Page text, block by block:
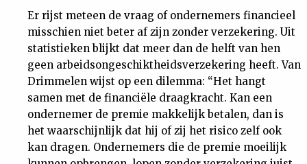
Er rijst meteen de vraag of ondernemers financieel
misschien niet beter af zijn zonder verzekering. Uit
statistieken blijkt dat meer dan de helft van hen
geen arbeidsongeschiktheidsverzekering heeft. Van
Drimmelen wijst op een dilemma: “Het hangt
samen met de financiële draagkracht. Kan een
ondernemer de premie makkelijk betalen, dan is
het waarschijnlijk dat hij of zij het risico zelf ook
kan dragen. Ondernemers die de premie moeilijk